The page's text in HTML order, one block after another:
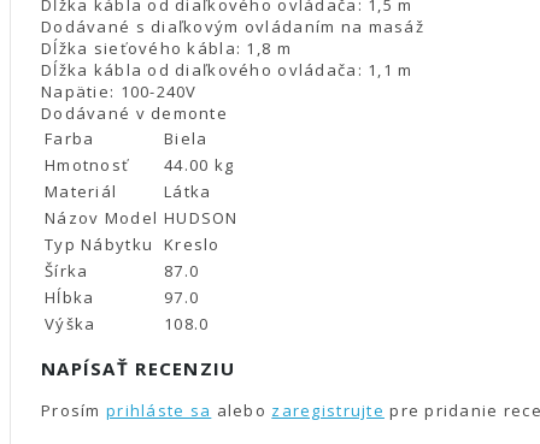
Dĺžka kábla od diaľkového ovládača: 1,5 m
Dodávané s diaľkovým ovládaním na masáž
Dĺžka sieťového kábla: 1,8 m
Dĺžka kábla od diaľkového ovládača: 1,1 m
Napätie: 100-240V
Dodávané v demonte
Farba
Biela
Hmotnosť
44.00 kg
Materiál
Látka
Názov Model HUDSON
Typ Nábytku
Kreslo
Šírka
87.0
Hĺbka
97.0
Výška
108.0
NAPÍSAŤ RECENZIU
Prosím prihláste sa alebo zaregistrujte pre pridanie